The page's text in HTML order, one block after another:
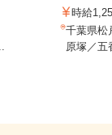
時給
千葉県松
原塚／